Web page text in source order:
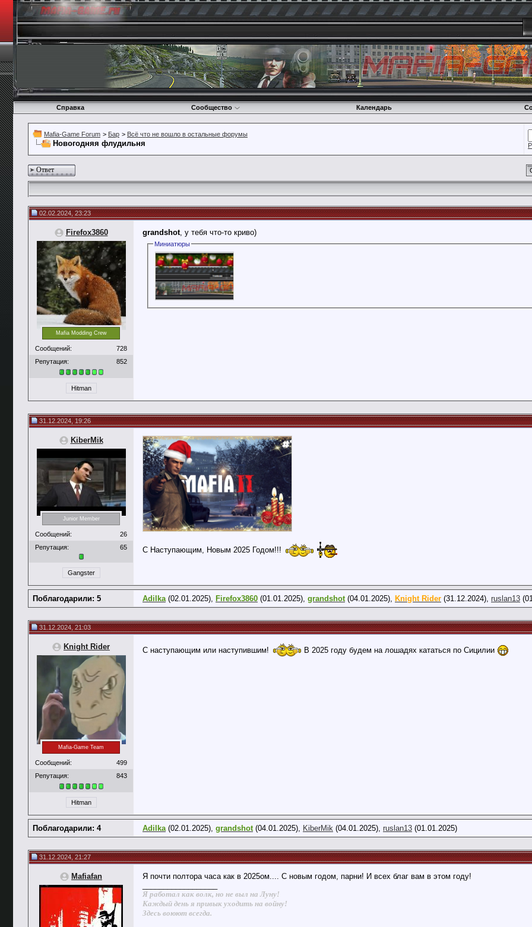
Справка Сообщество Календарь
Mafia-Game Forum > Бар > Всё что не вошло в остальные форумы
Новогодняя флудильня
Ответ
02.02.2024, 23:23
Firefox3860
Mafia Modding Crew
Сообщений:
728
Репутация:
852
Hitman
grandshot, у тебя что-то криво)
Миниатюры
31.12.2024, 19:26
KiberMik
Junior Member
Сообщений:
26
Репутация:
65
Gangster
С Наступающим, Новым 2025 Годом!!!
Поблагодарили: 5 Adilka(02.01.2025), Firefox3860 (01.01.2025), grandshot(04.01.2025), Knight Rider (31.12.2024), ruslan13
31.12.2024, 21:03
Knight Rider
Mafia-Game Team
Сообщений:
499
Репутация:
843
Hitman
С наступающим или наступившим! В 2025 году будем на лошадях кататься по Сицилии
Поблагодарили: 4 Adilka(02.01.2025), grandshot(04.01.2025), KiberMik (04.01.2025), ruslan13 (01.01.2025)
31.12.2024, 21:27
Mafiafan
Я почти полтора часа как в 2025ом.... С новым годом, парни! И всех благ вам в этом году!
Я работал как волк, но не выл на Луну!
Каждый день я привык уходить на войну!
Здесь воюют всегда.